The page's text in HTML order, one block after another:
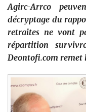
Agirc-Arrco
décryptage du
retraites ne vont
répartition
Deontofi.com remet